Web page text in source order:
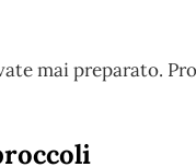
mai preparato.